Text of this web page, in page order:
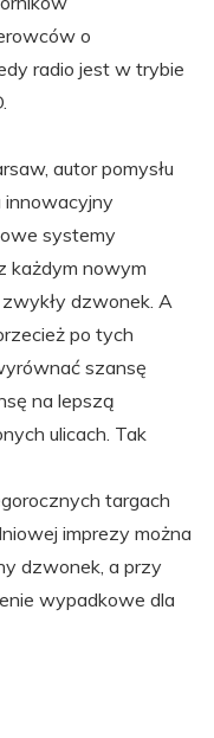
o
radio jest w trybie
autor pomysłu
innowacyjny
systemy
każdym nowym
dzwonek. A
po tych
szansę
na lepszą
ulicach. Tak
targach
imprezy można
dzwonek, a przy
wypadkowe dla